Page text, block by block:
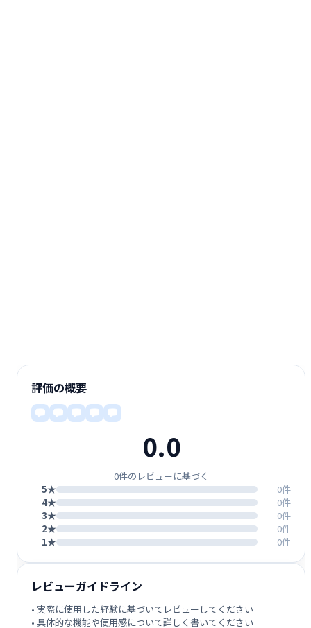
評価の概要
0.0
0件のレビューに基づく
5★
0件
4★
0件
3★
0件
2★
0件
1★
0件
レビューガイドライン
• 実際に使用した経験に基づいてレビューしてください
• 具体的な機能や使用感について詳しく書いてください